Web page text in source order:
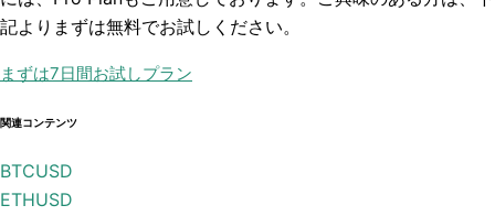
記よりまずは無料でお試しください。
まずは7日間お試しプラン
関連コンテンツ
BTCUSD
ETHUSD